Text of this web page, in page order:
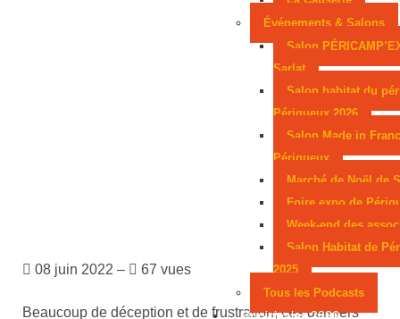
Événements & Salons
Salon
Sarlat
Salon habitat du
Périgueux 2026
Salon Made in
Périgueux
Marché de Noël de
Foire expo de
Week-end des
Salon Habitat de
2025
Tous les Podcasts
Municipales 2026
08 juin 2022 – 67 vues
Beaucoup de déception et de frustration, ces derniers